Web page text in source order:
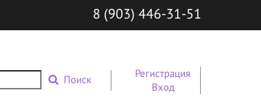
8 (903) 446-31-51
Поиск
Регистрация
Вход